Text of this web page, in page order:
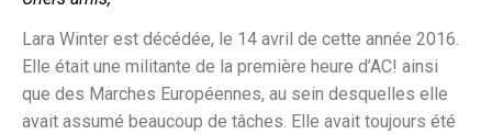
Lara Winter est décédée, le 14 avril de cette année 2016.
Elle était une militante de la première heure d’AC! ainsi
que des Marches Européennes, au sein desquelles elle
avait assumé beaucoup de tâches. Elle avait toujours été